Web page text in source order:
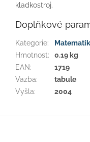
kladkostroj.
Doplňkové
Kategorie:
Hmotnost:
0.19 kg
EAN:
1719
Vazba:
tabule
Vyšla: 2004